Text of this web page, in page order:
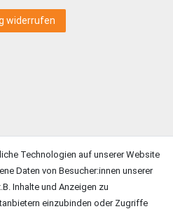
widerrufen
Technologien auf unserer Website
Daten von Besucher:innen unserer
Inhalte und Anzeigen zu
einzubinden oder Zugriffe